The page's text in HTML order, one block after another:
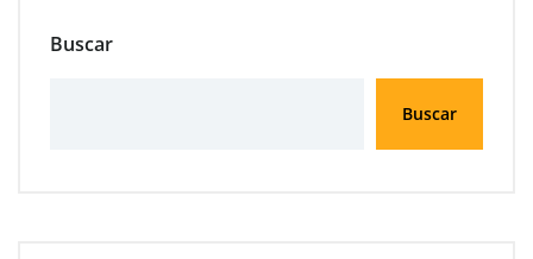
Buscar
Buscar